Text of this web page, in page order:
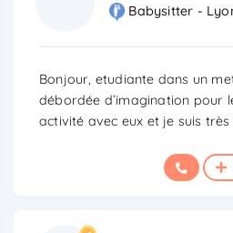
Babysitter -
Bonjour, etudiante dans un
débordée d’imagination pour
activité avec eux et je suis